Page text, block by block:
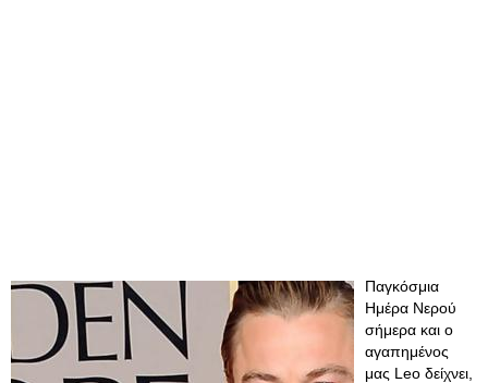
Παγκόσμια
Ημέρα Νερού
σήμερα και ο
αγαπημένος
μας Leo δείχνει,